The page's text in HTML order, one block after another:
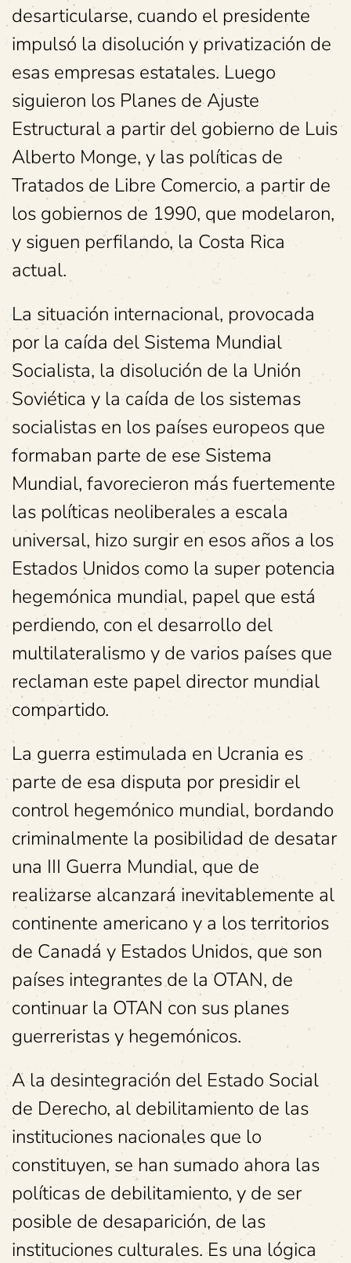
desarticularse, cuando el presidente
impulsó la disolución y privatización de
esas empresas estatales. Luego
siguieron los Planes de Ajuste
Estructural a partir del gobierno de Luis
Alberto Monge, y las políticas de
Tratados de Libre Comercio, a partir de
los gobiernos de 1990, que modelaron,
y siguen perfilando, la Costa Rica
actual.
La situación internacional, provocada
por la caída del Sistema Mundial
Socialista, la disolución de la Unión
Soviética y la caída de los sistemas
socialistas en los países europeos que
formaban parte de ese Sistema
Mundial, favorecieron más fuertemente
las políticas neoliberales a escala
universal, hizo surgir en esos años a los
Estados Unidos como la super potencia
hegemónica mundial, papel que está
perdiendo, con el desarrollo del
multilateralismo y de varios países que
reclaman este papel director mundial
compartido.
La guerra estimulada en Ucrania es
parte de esa disputa por presidir el
control hegemónico mundial, bordando
criminalmente la posibilidad de desatar
una III Guerra Mundial, que de
realizarse alcanzará inevitablemente al
continente americano y a los territorios
de Canadá y Estados Unidos, que son
países integrantes de la OTAN, de
continuar la OTAN con sus planes
guerreristas y hegemónicos.
A la desintegración del Estado Social
de Derecho, al debilitamiento de las
instituciones nacionales que lo
constituyen, se han sumado ahora las
políticas de debilitamiento, y de ser
posible de desaparición, de las
instituciones culturales. Es una lógica